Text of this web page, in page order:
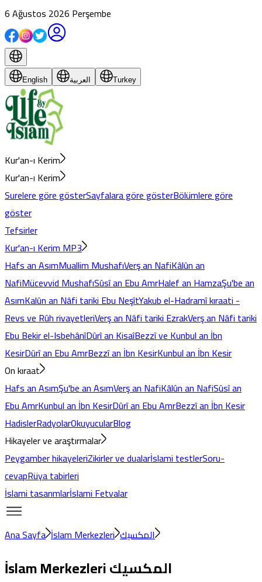
6 Ağustos 2026 Perşembe
English العربية Turkey
Kur'an-ı Kerim
Kur'an-ı Kerim
Surelere göre gösterSayfalara göre gösterBölümlere göre
göster
Tefsirler
Kur'an-ı Kerim MP3
Hafs an AsımMuallim MushafıVerş an NafiKâlûn an
NafiMücevvid MushafıSûsî an Ebu AmrHalef an HamzaŞu'be an
AsımKalûn an Nâfi tariki Ebu NeşîtYakub el-Hadramî kıraati -
Revs ve Rûh rivayetleriVerş an Nâfi tariki EzrakVerş an Nâfi tariki
Ebu Bekir el-IsbehânîDûrî an KisaîBezzî ve Kunbul an İbn
KesirDûrî an Ebu AmrBezzî an İbn KesirKunbul an İbn Kesir
On kıraat
Hafs an AsımŞu'be an AsımVerş an NafiKâlûn an NafiSûsî an
Ebu AmrKunbul an İbn KesirDûrî an Ebu AmrBezzî an İbn Kesir
HadislerRadyolarOkuyucularBlog
Hikayeler ve araştırmalar
Peygamber hikayeleriZikirler ve dualarİslami testlerSoru-
cevapRüya tabirleri
İslami tasarımlarİslami Fetvalar
Ana Sayfa İslam Merkezleri المكسيك
İslam Merkezleriالمكسيك